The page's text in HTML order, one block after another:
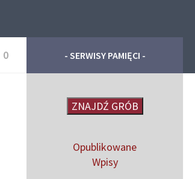
0 - SERWISY PAMIĘCI -
ZNAJDŹ GRÓB
Opublikowane
Wpisy